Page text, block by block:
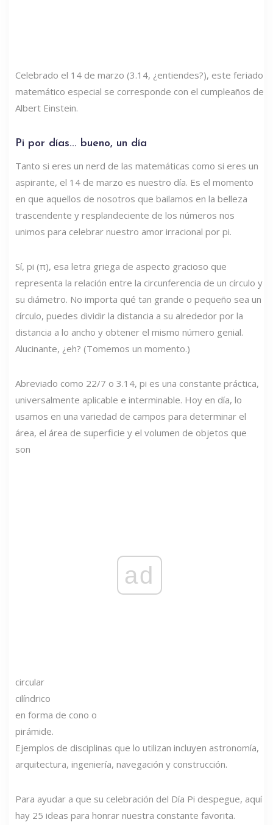
Celebrado el 14 de marzo (3.14, ¿entiendes?), este feriado
matemático especial se corresponde con el cumpleaños de
Albert Einstein.
Pi por días... bueno, un día
Tanto si eres un nerd de las matemáticas como si eres un
aspirante, el 14 de marzo es nuestro día. Es el momento
en que aquellos de nosotros que bailamos en la belleza
trascendente y resplandeciente de los números nos
unimos para celebrar nuestro amor irracional por pi.
Sí, pi (π), esa letra griega de aspecto gracioso que
representa la relación entre la circunferencia de un círculo y
su diámetro. No importa qué tan grande o pequeño sea un
círculo, puedes dividir la distancia a su alrededor por la
distancia a lo ancho y obtener el mismo número genial.
Alucinante, ¿eh? (Tomemos un momento.)
Abreviado como 22/7 o 3.14, pi es una constante práctica,
universalmente aplicable e interminable. Hoy en día, lo
usamos en una variedad de campos para determinar el
área, el área de superficie y el volumen de objetos que
son
ad
circular
cilíndrico
en forma de cono o
pirámide.
Ejemplos de disciplinas que lo utilizan incluyen astronomía,
arquitectura, ingeniería, navegación y construcción.
Para ayudar a que su celebración del Día Pi despegue, aquí
hay 25 ideas para honrar nuestra constante favorita.